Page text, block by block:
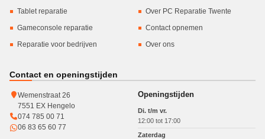
Tablet reparatie
Gameconsole reparatie
Reparatie voor bedrijven
Over PC Reparatie Twente
Contact opnemen
Over ons
Contact en openingstijden
Wemenstraat 26
7551 EX Hengelo
074 785 00 71
06 83 65 60 77
Openingstijden
Di. t/m vr.
12:00 tot 17:00
Zaterdag